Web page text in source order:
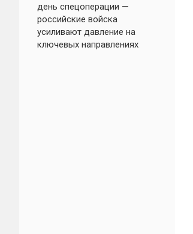
день спецоперации —
российские войска
усиливают давление на
ключевых направлениях